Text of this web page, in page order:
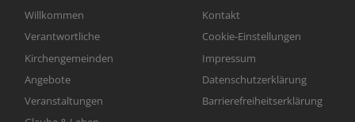
Hauptnavigation
Willkommen
Verantwortliche
Kirchengemeinden
Angebote
Veranstaltungen
Fußbereichsmenü
Kontakt
Cookie-Einstellungen
Impressum
Datenschutzerklärung
Barrierefreiheitserklärung